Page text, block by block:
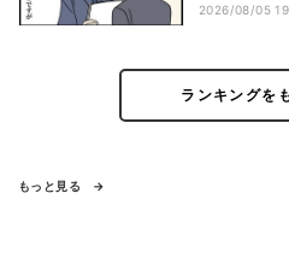
2026/08/05
ランキングを
もっと見る